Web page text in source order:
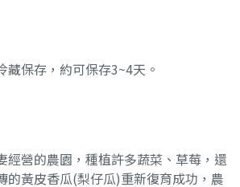
藏保存，約可保存3~4天。
經營的農園，種植許多蔬菜、草莓，還
的黃皮香瓜(梨仔瓜)重新復育成功，農